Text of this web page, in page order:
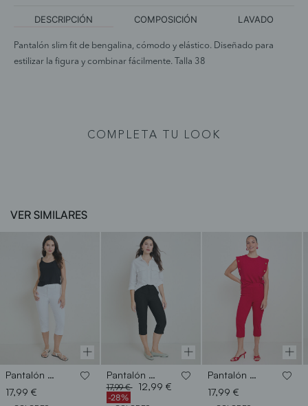
DESCRIPCIÓN COMPOSICIÓN LAVADO
Pantalón slim fit de bengalina, cómodo y elástico. Diseñado para
estilizar la figura y combinar fácilmente. Talla 38
COMPLETA TU LOOK
VER SIMILARES
Pantalón capri
17,99 €
Pantalón capri
Price reduced from
17,99 €to12,99 €
-28%
Pantalón capri
17,99 €